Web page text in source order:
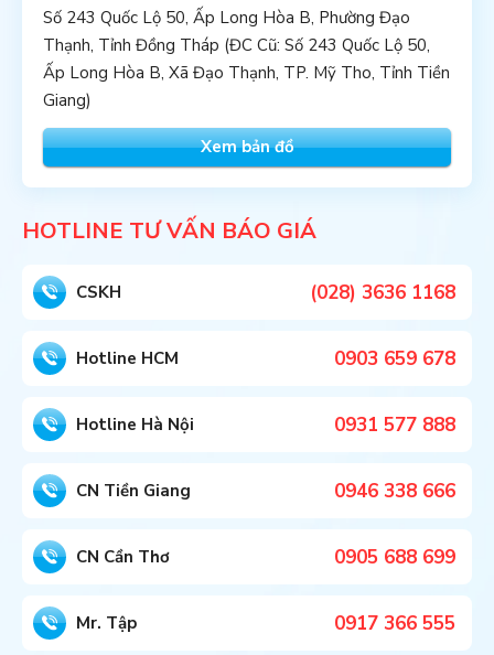
Số 243 Quốc Lộ 50, Ấp Long Hòa B, Phường Đạo
Thạnh, Tỉnh Đồng Tháp (ĐC Cũ: Số 243 Quốc Lộ 50,
Ấp Long Hòa B, Xã Đạo Thạnh, TP. Mỹ Tho, Tỉnh Tiền
Giang)
Xem bản đồ
HOTLINE TƯ VẤN BÁO GIÁ
CSKH (028) 3636 1168
Hotline HCM 0903 659 678
Hotline Hà Nội 0931 577 888
CN Tiền Giang 0946 338 666
CN Cần Thơ 0905 688 699
Mr. Tập 0917 366 555